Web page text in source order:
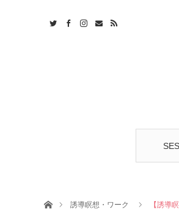
ホーム誘導瞑想・ワーク 【誘導